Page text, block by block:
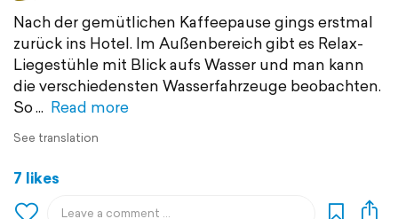
Nach der gemütlichen Kaffeepause gings erstmal
zurück ins Hotel. Im Außenbereich gibt es Relax-
Liegestühle mit Blick aufs Wasser und man kann
die verschiedensten Wasserfahrzeuge beobachten.
So
Read more
See translation
7 likes